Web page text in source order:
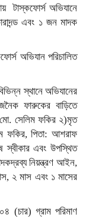
টাস্কফোর্স অভিযানে
এবং ১ জন মাদক
অভিযান পরিচালিত
স্থানে অভিযানের
ফারুকের বাড়িতে
সেলিম ফকির ২)মৃত
ফকির, পিতা: আশরাফ
এবং উপস্থিত
নিয়ন্ত্রণ আইন,
২ মাস এবং ১ মাসের
(চার) গ্রাম পরিমাণ